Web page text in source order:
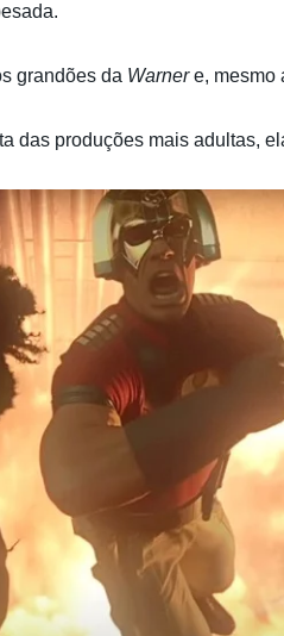
grandões da Warnere, mesmo
das produções mais adultas,